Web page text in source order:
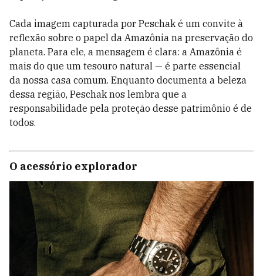
Cada imagem capturada por Peschak é um convite à
reflexão sobre o papel da Amazônia na preservação do
planeta. Para ele, a mensagem é clara: a Amazônia é
mais do que um tesouro natural — é parte essencial
da nossa casa comum. Enquanto documenta a beleza
dessa região, Peschak nos lembra que a
responsabilidade pela proteção desse patrimônio é de
todos.
O acessório explorador